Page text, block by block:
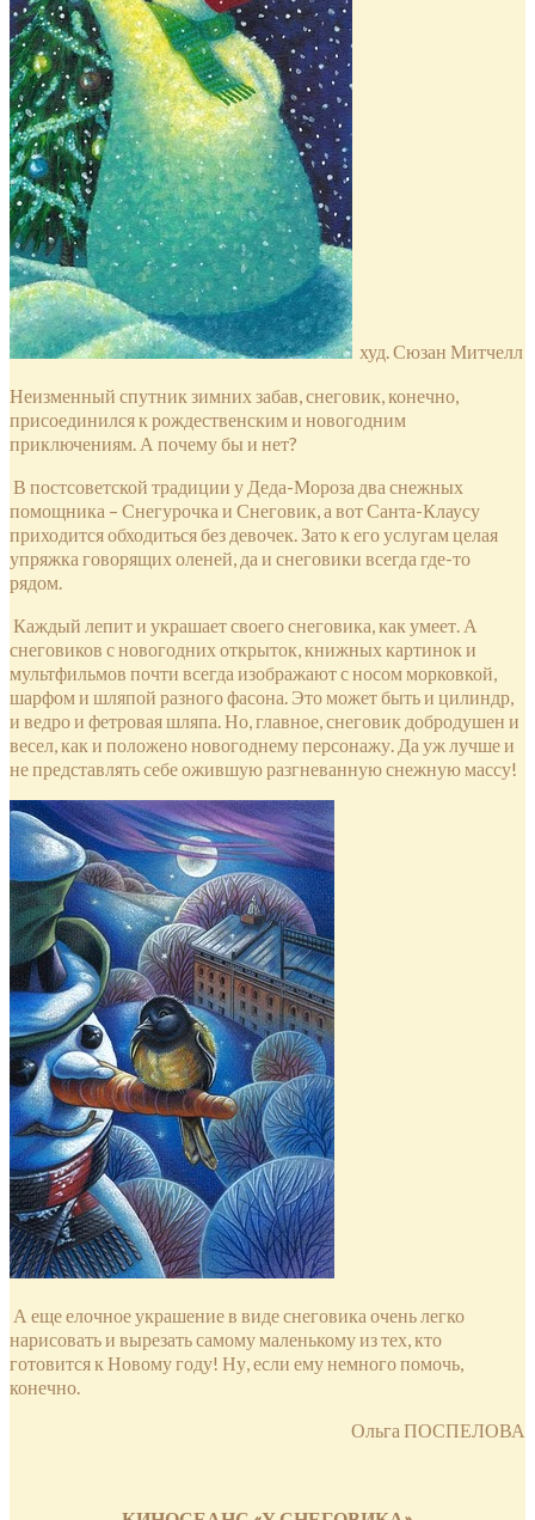
худ. Сюзан Митчелл
Неизменный спутник зимних забав, снеговик, конечно,
присоединился к рождественским и новогодним
приключениям. А почему бы и нет?
В постсоветской традиции у Деда-Мороза два снежных
помощника – Снегурочка и Снеговик, а вот Санта-Клаусу
приходится обходиться без девочек. Зато к его услугам целая
упряжка говорящих оленей, да и снеговики всегда где-то
рядом.
Каждый лепит и украшает своего снеговика, как умеет. А
снеговиков с новогодних открыток, книжных картинок и
мультфильмов почти всегда изображают с носом морковкой,
шарфом и шляпой разного фасона. Это может быть и цилиндр,
и ведро и фетровая шляпа. Но, главное, снеговик добродушен и
весел, как и положено новогоднему персонажу. Да уж лучше и
не представлять себе ожившую разгневанную снежную массу!
А еще елочное украшение в виде снеговика очень легко
нарисовать и вырезать самому маленькому из тех, кто
готовится к Новому году! Ну, если ему немного помочь,
конечно.
Ольга ПОСПЕЛОВА